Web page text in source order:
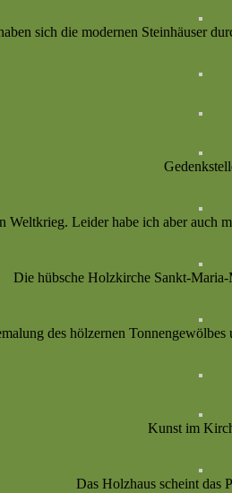
sich die modernen Steinhäuser
Leider habe ich aber auch
Die hübsche Holzkirche Sankt-
des hölzernen
Kunst im
Das Holzhaus scheint das